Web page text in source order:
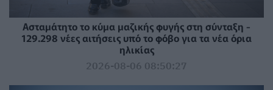
Ασταμάτητο το κύμα μαζικής φυγής στη σύνταξη -
129.298 νέες αιτήσεις υπό το φόβο για τα νέα όρια
ηλικίας
2026-08-06 08:50:27